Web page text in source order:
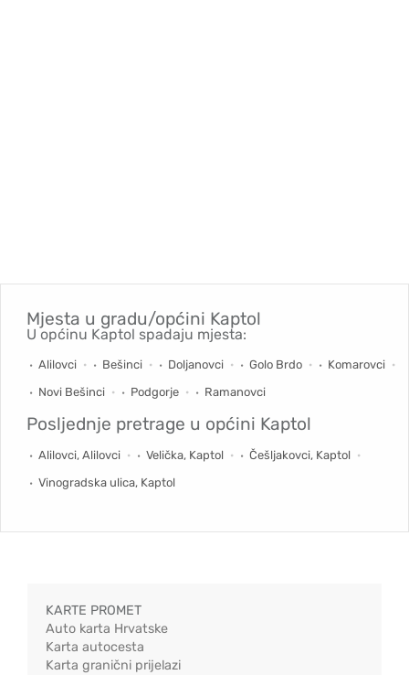
Mjesta u gradu/općini Kaptol
U općinu Kaptol spadaju mjesta:
Alilovci Bešinci Doljanovci Golo Brdo
Komarovci
Novi Bešinci
Podgorje Ramanovci
Posljednje pretrage u općini Kaptol
Alilovci, Alilovci Velička, Kaptol
Češljakovci, Kaptol
Vinogradska ulica, Kaptol
KARTE PROMET
Auto karta Hrvatske
Karta autocesta
Karta granični prijelazi